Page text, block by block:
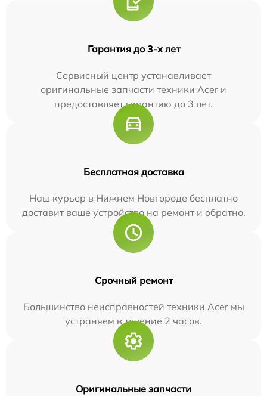
Гарантия до 3-х лет
Сервисный центр устанавливает
оригинальные запчасти техники Acer и
предоставляет гарантию до 3 лет.
Бесплатная доставка
Наш курьер в Нижнем Новгороде бесплатно
доставит ваше устройство на ремонт и обратно.
Срочный ремонт
Большинство неисправностей техники Acer мы
устраняем в течение 2 часов.
Оригинальные запчасти